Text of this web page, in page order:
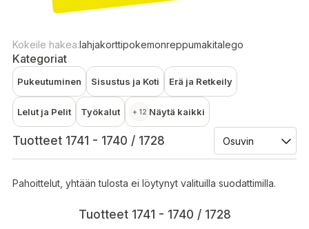
Kokeile hakea:lahjakorttipokemonreppumakitalego
Kategoriat
Pukeutuminen Sisustus ja Koti Erä ja Retkeily
Lelut ja Pelit Työkalut + 12 Näytä kaikki
Tuotteet 1741 - 1740 / 1728
Pahoittelut, yhtään tulosta ei löytynyt valituilla suodattimilla.
Tuotteet 1741 - 1740 / 1728